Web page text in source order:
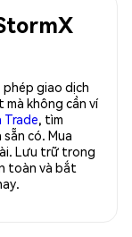
phép giao dịch
không cần ví
Trade, tìm
có. Mua
Lưu trữ trong
toàn và bắt